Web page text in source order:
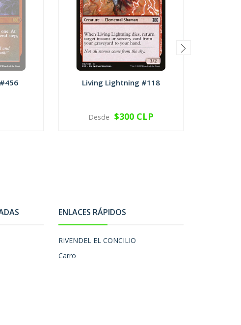
Living Lightning #118
VER OPCIONES
Desde $300 CLP
ENLACES RÁPIDOS
RIVENDEL EL CONCILIO
Carro